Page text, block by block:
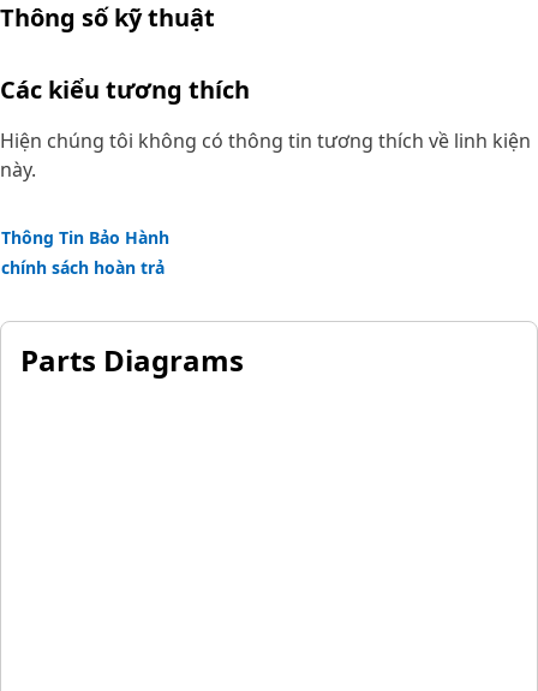
Thông số kỹ thuật
Các kiểu tương thích
Hiện chúng tôi không có thông tin tương thích về linh kiện
này.
Thông Tin Bảo Hành
chính sách hoàn trả
Parts Diagrams